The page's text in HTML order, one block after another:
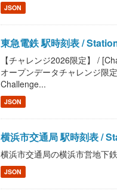
JSON
東急電鉄 駅時刻表 /
【チャレンジ2026限定】 /
オープンデータチャレンジ限
Challenge...
JSON
横浜市交通局 駅時刻表 /
横浜市交通局の横浜市営地下
JSON